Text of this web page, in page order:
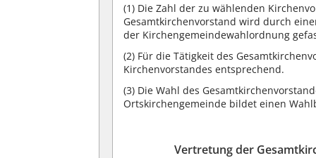
(1) Die Zahl der zu wählenden
Gesamtkirchenvorstand wird durch
der Kirchengemeindewahlordnung
(2) Für die Tätigkeit des
Kirchenvorstandes entsprechend.
(3) Die Wahl des
Ortskirchengemeinde bildet einen
Vertretung der